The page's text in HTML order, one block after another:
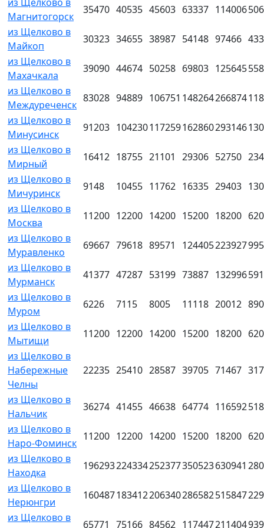
Магнитогорск
35470 40535 45603 63337 114006
из Щелково в
Майкоп
30323 34655 38987 54148 97466
из Щелково в
Махачкала
39090 44674 50258 69803 125645
из Щелково в
Междуреченск
83028 94889 106751 148264266874
из Щелково в
Минусинск
91203 104230117259162860293146
из Щелково в
Мирный
16412 18755 21101 29306 52750
из Щелково в
Мичуринск
9148 10455 11762 16335 29403
из Щелково в
Москва
11200 12200 14200 15200 18200
из Щелково в
Муравленко
69667 79618 89571 124405223927
из Щелково в
Мурманск
41377 47287 53199 73887 132996
из Щелково в
Муром
6226 7115 8005 11118 20012 890
из Щелково в
Мытищи
11200 12200 14200 15200 18200
из Щелково в
Набережные
Челны
22235 25410 28587 39705 71467
из Щелково в
Нальчик
36274 41455 46638 64774 116592
из Щелково в
Наро-Фоминск
11200 12200 14200 15200 18200
из Щелково в
Находка
196293224334252377350523630941
из Щелково в
Нерюнгри
160487183412206340286582515847
из Щелково в
65771 75166 84562 117447211404